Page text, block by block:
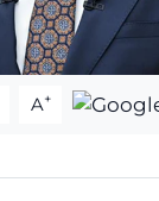
A+